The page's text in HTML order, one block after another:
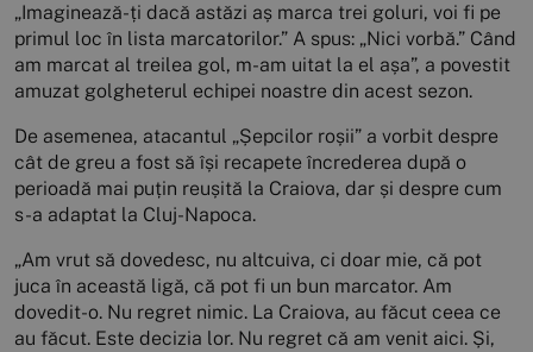
„Imaginează-ți dacă astăzi aș marca trei goluri, voi fi pe
primul loc în lista marcatorilor.” A spus: „Nici vorbă.” Când
am marcat al treilea gol, m-am uitat la el așa”, a povestit
amuzat golgheterul echipei noastre din acest sezon.
De asemenea, atacantul „Șepcilor roșii” a vorbit despre
cât de greu a fost să își recapete încrederea după o
perioadă mai puțin reușită la Craiova, dar și despre cum
s-a adaptat la Cluj-Napoca.
„Am vrut să dovedesc, nu altcuiva, ci doar mie, că pot
juca în această ligă, că pot fi un bun marcator. Am
dovedit-o. Nu regret nimic. La Craiova, au făcut ceea ce
au făcut. Este decizia lor. Nu regret că am venit aici. Și,